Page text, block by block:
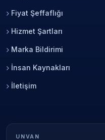
Fiyat Şeffaflığı
Hizmet Şartları
Marka Bildirimi
İnsan Kaynakları
İletişim
UNVAN